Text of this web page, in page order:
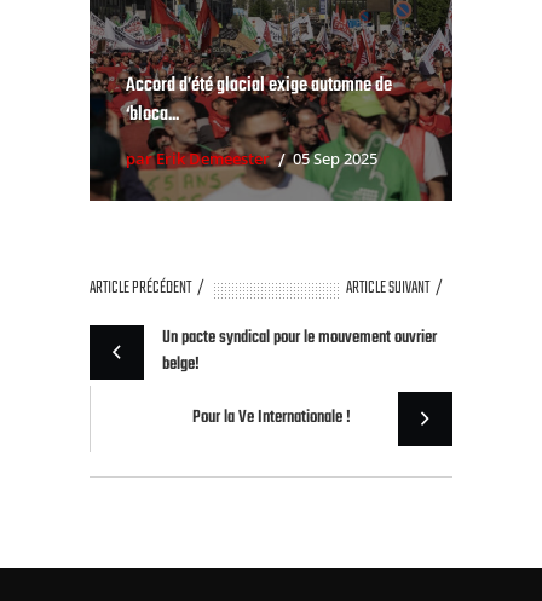
Accord d’été glacial exige automne de
‘bloca...
par Erik Demeester 05 Sep 2025
ARTICLE PRÉCÉDENT
ARTICLE SUIVANT
Un pacte syndical pour le mouvement ouvrier
belge!
Pour la Ve Internationale !